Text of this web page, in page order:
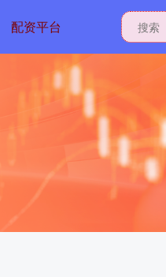
配资平台